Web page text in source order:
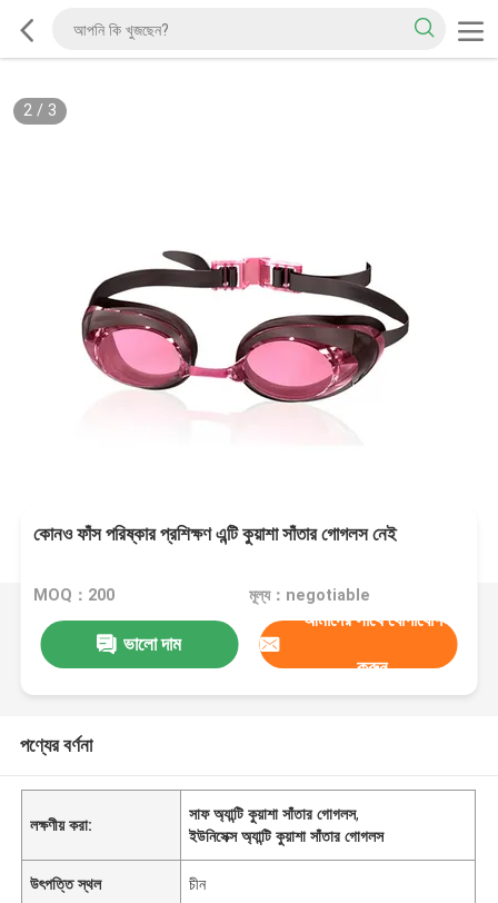
2/ 3
কোনও ফাঁস পরিষ্কার প্রশিক্ষণ এন্টি কুয়াশা সাঁতার গোগলস নেই
MOQ：200 মূল্য：negotiable
ভালো দাম
আমাদের সাথে যোগাযোগ
করুন
পণ্যের বর্ণনা
লক্ষণীয় করা:
সাফ অ্যান্টি কুয়াশা সাঁতার গোগলস,
ইউনিসেক্স অ্যান্টি কুয়াশা সাঁতার গোগলস
উৎপত্তি স্থল চীন